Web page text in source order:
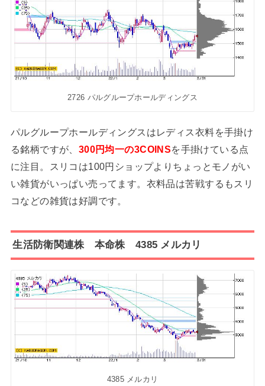
2726 パルグループホールディングス
パルグループホールディングスはレディス衣料を手掛け
る銘柄ですが、 300円均一の3COINSを手掛けている点
に注目。スリコは100円ショップよりちょっとモノがい
い雑貨がいっぱい売ってます。衣料品は苦戦するもスリ
コなどの雑貨は好調です。
生活防衛関連株 本命株 4385 メルカリ
4385 メルカリ